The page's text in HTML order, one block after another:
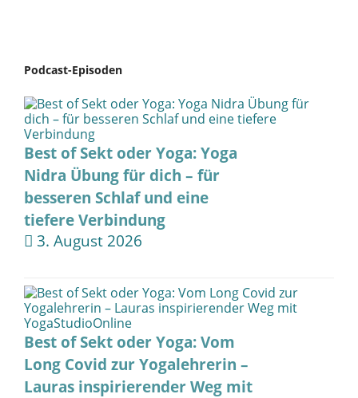
Podcast-Episoden
Best of Sekt oder Yoga: Yoga
Nidra Übung für dich – für
besseren Schlaf und eine
tiefere Verbindung
3. August 2026
Best of Sekt oder Yoga: Vom
Long Covid zur Yogalehrerin –
Lauras inspirierender Weg mit